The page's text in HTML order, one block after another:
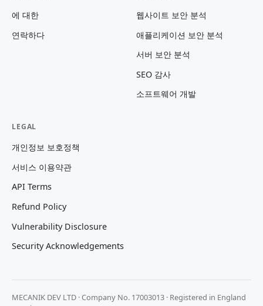
에 대한
연락하다
웹사이트 보안 분석
애플리케이션 보안 분석
서버 보안 분석
SEO 감사
소프트웨어 개발
LEGAL
개인정보 보호정책
서비스 이용약관
API Terms
Refund Policy
Vulnerability Disclosure
Security Acknowledgements
MECANIK DEV LTD · Company No. 17003013 · Registered in England